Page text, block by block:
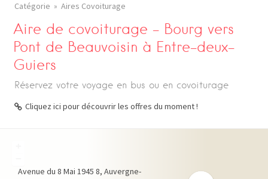
Catégorie Aires Covoiturage
Aire de covoiturage – Bourg vers
Pont de Beauvoisin à Entre-deux-
Guiers
Réservez votre voyage en bus ou en covoiturage
Cliquez ici pour découvrir les offres du moment !
Avenue du 8 Mai 1945 8 Auvergne-